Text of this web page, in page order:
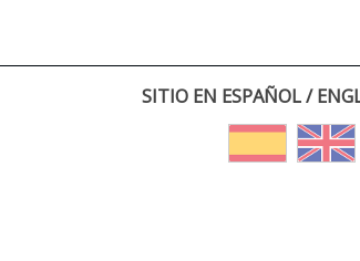
SITIO EN ESPAÑOL /